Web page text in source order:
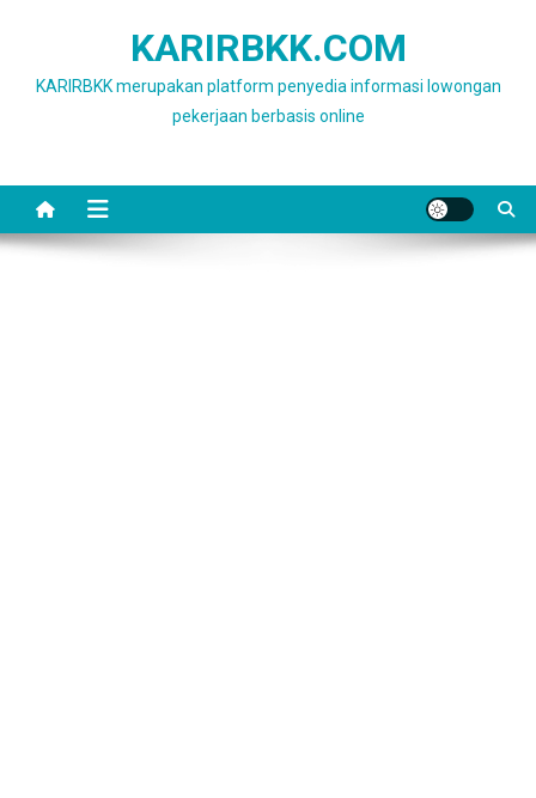
KARIRBKK.COM
KARIRBKK merupakan platform penyedia informasi lowongan
pekerjaan berbasis online